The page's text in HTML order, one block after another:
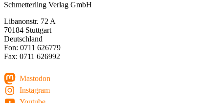
Schmetterling Verlag GmbH
Libanonstr. 72 A
70184 Stuttgart
Deutschland
Fon: 0711 626779
Fax: 0711 626992
Mastodon
Instagram